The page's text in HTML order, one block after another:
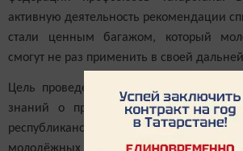
активную деятельность рекомендации
стали ценным багажом, который
смогут не раз применить в своей
Цель проведения подобных форумов -
знаний о профсоюзной работе
республиканской организации,